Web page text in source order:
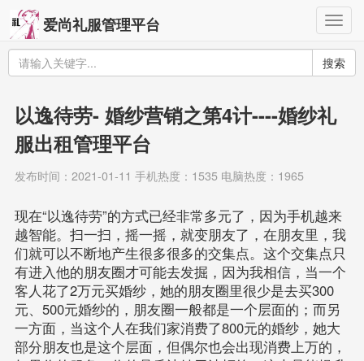
爱尚礼服管理平台
搜索
以逸待劳- 婚纱营销之第4计----婚纱礼
服出租管理平台
发布时间：2021-01-11 手机热度：1535 电脑热度：1965
现在“以逸待劳”的方式已经非常多元了，因为手机越来
越智能。扫一扫，摇一摇，就变朋友了，在朋友里，我
们就可以不断地产生很多很多的交集点。这个交集点只
有进入他的朋友圈才可能去发掘，因为我相信，当一个
客人花了2万元买婚纱，她的朋友圈里很少是去买300
元、500元婚纱的，朋友圈一般都是一个层面的；而另
一方面，当这个人在我们家消费了800元的婚纱，她大
部分朋友也是这个层面，但偶尔也会出现消费上万的，